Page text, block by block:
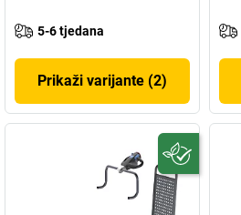
5-6 tjedana
Prikaži varijante (2)